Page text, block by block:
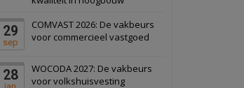
29
sep
COMVAST 2026: De vakbeurs
voor commercieel vastgoed
28
WOCODA 2027: De vakbeurs
voor volkshuisvesting
Schiedam
22 september 2026 Attractiepark
Bekijk
Oranje